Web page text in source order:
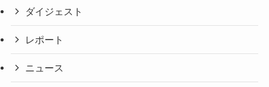
ダイジェスト
レポート
ニュース